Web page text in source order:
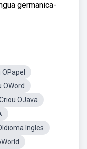
germanica-
OWord
OJava
Ingles